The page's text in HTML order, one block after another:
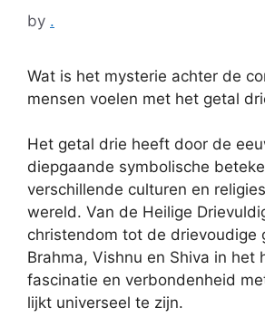
by .
Wat is het mysterie achter de
mensen voelen met het getal
Het getal drie heeft door de
diepgaande symbolische
verschillende culturen en
wereld. Van de Heilige
christendom tot de drievoudige
Brahma, Vishnu en Shiva in het
fascinatie en verbondenheid
lijkt universeel te zijn.